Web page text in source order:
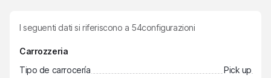
I seguenti dati si riferiscono a 54configurazioni
Carrozzeria
Tipo de carrocería
Pick up